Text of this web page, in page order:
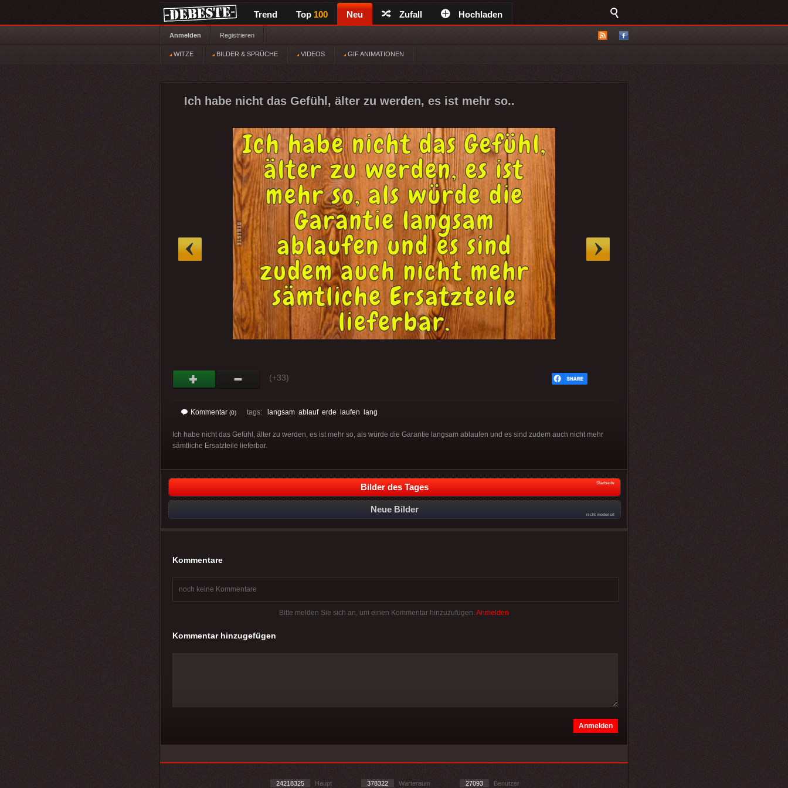
Trend Top 100 Neu Zufall Hochladen
Anmelden Registrieren
WITZE BILDER & SPRÜCHE VIDEOS GIF ANIMATIONEN
Ich habe nicht das Gefühl, älter zu werden, es ist mehr so..
(+33)
Kommentar (0) tags: langsam ablauf erde laufen lang
Ich habe nicht das Gefühl, älter zu werden, es ist mehr so, als würde die Garantie langsam ablaufen und es sind zudem auch nicht mehr
sämtliche Ersatzteile lieferbar.
Bilder des Tages Startseite
Neue Bilder
nicht moderiert
Kommentare
noch keine Kommentare
Bitte melden Sie sich an, um einen Kommentar hinzuzufügen. Anmelden
Kommentar hinzugefügen
24218325 Haupt 378322 Warteraum 27093 Benutzer